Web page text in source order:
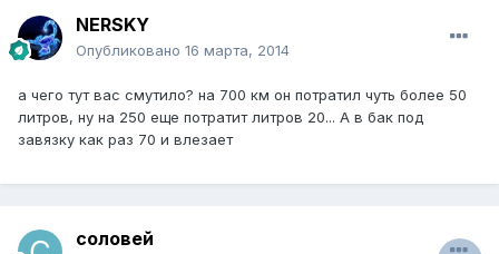
NERSKY
Опубликовано 16 марта, 2014
а чего тут вас смутило? на 700 км он потратил чуть более 50
литров, ну на 250 еще потратит литров 20... А в бак под
завязку как раз 70 и влезает
соловей